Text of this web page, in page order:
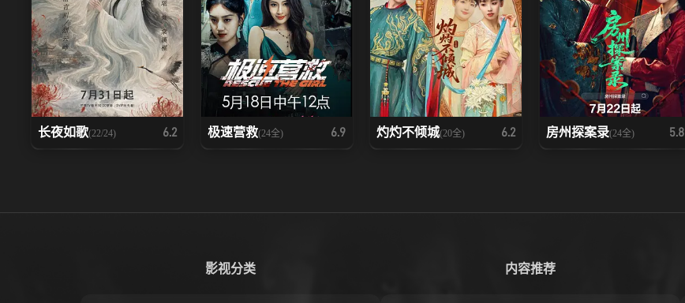
长夜如歌(22/24) 6.2 极速营救(24全) 6.9 灼灼不倾城(20全) 6.2 房州探案录(24全) 5.8
影视分类 内容推荐